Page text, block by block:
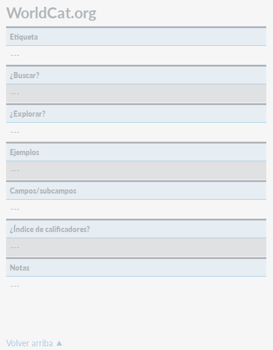
WorldCat.org
Etiqueta
---
¿Buscar?
---
¿Explorar?
---
Ejemplos
---
Campos/subcampos
---
¿Índice de calificadores?
---
Notas
---
Volver arriba